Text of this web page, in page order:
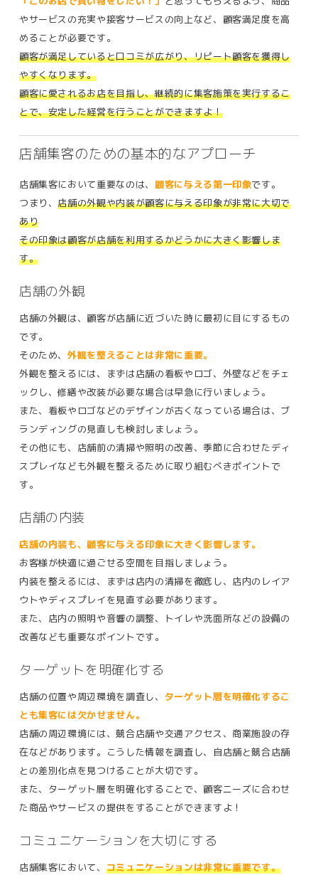
やサービスの充実や接客サービスの向上など、顧客満足度を高
めることが必要です。
顧客が満足していると口コミが広がり、リピート顧客を獲得し
やすくなります。
顧客に愛されるお店を目指し、継続的に集客施策を実行するこ
とで、安定した経営を行うことができますよ！
店舗集客のための基本的なアプローチ
店舗集客において重要なのは、 顧客に与える第一印象です。
つまり、店舗の外観や内装が顧客に与える印象が非常に大切で
あり
その印象は顧客が店舗を利用するかどうかに大きく影響しま
す。
店舗の外観
店舗の外観は、顧客が店舗に近づいた時に最初に目にするもの
です。
そのため、外観を整えることは非常に重要。
外観を整えるには、まずは店舗の看板やロゴ、外壁などをチェ
ックし、修繕や改装が必要な場合は早急に行いましょう。
また、看板やロゴなどのデザインが古くなっている場合は、ブ
ランディングの見直しも検討しましょう。
その他にも、店舗前の清掃や照明の改善、季節に合わせたディ
スプレイなども外観を整えるために取り組むべきポイントで
す。
店舗の内装
店舗の内装も、顧客に与える印象に大きく影響します。
お客様が快適に過ごせる空間を目指しましょう。
内装を整えるには、まずは店内の清掃を徹底し、店内のレイア
ウトやディスプレイを見直す必要があります。
また、店内の照明や音響の調整、トイレや洗面所などの設備の
改善なども重要なポイントです。
ターゲットを明確化する
店舗の位置や周辺環境を調査し、 ターゲット層を明確化するこ
とも集客には欠かせません。
店舗の周辺環境には、競合店舗や交通アクセス、商業施設の存
在などがあります。こうした情報を調査し、自店舗と競合店舗
との差別化点を見つけることが大切です。
また、ターゲット層を明確化することで、顧客ニーズに合わせ
た商品やサービスの提供をすることができますよ！
コミュニケーションを大切にする
店舗集客において、 コミュニケーションは非常に重要です。